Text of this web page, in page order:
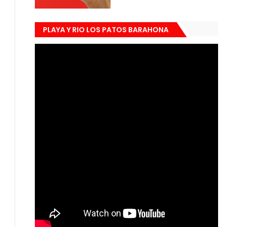
PLAYA Y RIO LOS PATOS BARAHONA